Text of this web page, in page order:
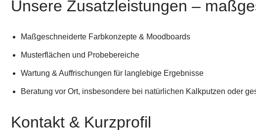
Unsere Zusatzleistungen –
Maßgeschneiderte Farbkonzepte & Moodboards
Musterflächen und Probebereiche
Wartung & Auffrischungen für langlebige Ergebnisse
Beratung vor Ort, insbesondere bei natürlichen Kalkputzen oder
Kontakt & Kurzprofil